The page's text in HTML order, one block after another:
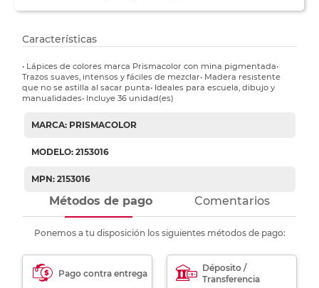
Características
• Lápices de colores marca Prismacolor con mina pigmentada•
Trazos suaves, intensos y fáciles de mezclar• Madera resistente
que no se astilla al sacar punta• Ideales para escuela, dibujo y
manualidades• Incluye 36 unidad(es)
MARCA: PRISMACOLOR
MODELO: 2153016
MPN: 2153016
Métodos de pago Comentarios
Ponemos a tu disposición los siguientes métodos de pago:
Pago contra entrega
Déposito /
Transferencia